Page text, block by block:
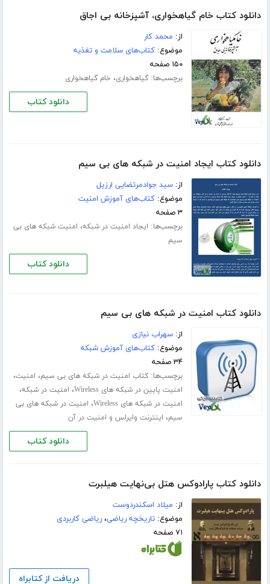
دانلود کتاب خام گیاهخواری، آشپزخانه بی اجاق
از: محمد کار
موضوع:کتاب‌های سلامت و تغذیه
۱۵۰ صفحه
برچسب‌ها:گیاهخواری، خام گیاهخواری
دانلود کتاب
دانلود کتاب ایجاد امنیت در شبکه های بی سیم
از:سید جوادمرتضایی ارزیل
موضوع:کتاب‌های آموزش امنیت
۳ صفحه
برچسب‌ها: ایجاد امنیت در شبکه، امنیت شبکه های بی
سیم
دانلود کتاب
دانلود کتاب امنیت در شبکه های بی سیم
از:سهراب نیازی
موضوع:کتاب‌های آموزش شبکه
۳۴ صفحه
برچسب‌ها:کتاب امنیت در شبکه های بی سیم، امنیت،
امنیت پایین در شبکه های Wireless ، امنیت در شبکه،
امنیت در شبکه های Wireless ، امنیت در شبکه های بی
سیم، اینترنت وایرلس و امنیت در آن
دانلود کتاب
دانلود کتاب پارادوکس هتل بی‌نهایت هیلبرت
از: میلاد اسکندردوست
موضوع:تاریخچه ریاضی،ریاضی کاربردی
۷۱ صفحه
دریافت از کتابراه